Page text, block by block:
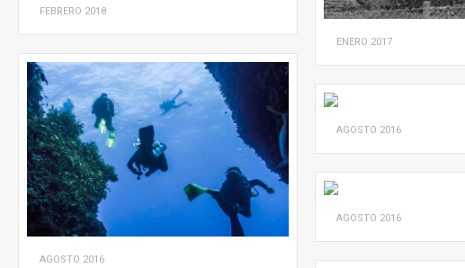
FEBRERO 2018
ENERO 2017
AGOSTO 2016
AGOSTO 2016
AGOSTO 2016